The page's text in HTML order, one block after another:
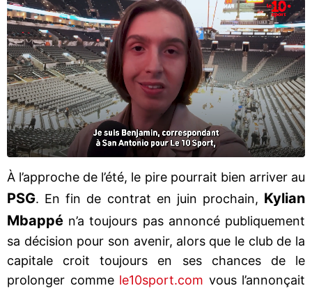
À l’approche de l’été, le pire pourrait bien arriver au
PSG. En fin de contrat en juin prochain, Kylian
Mbappé n’a toujours pas annoncé publiquement
sa décision pour son avenir, alors que le club de la
capitale croit toujours en ses chances de le
prolonger comme le10sport.com vous l’annonçait